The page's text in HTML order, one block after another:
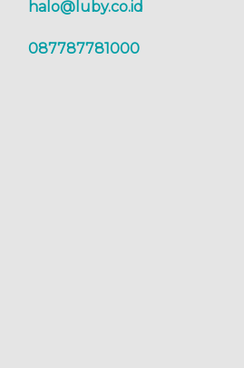
halo@luby.co.id
087787781000